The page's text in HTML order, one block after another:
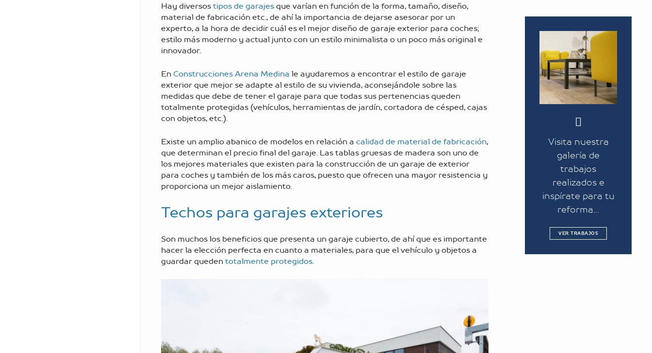
Hay diversostipos de garajesque varían en función de la forma, tamaño, diseño,
material de fabricación etc., de ahí la importancia de dejarse asesorar por un
experto, a la hora de decidir cuál es el mejor diseño de garaje exterior para coches;
estilo más moderno y actual junto con un estilo minimalista o un poco más original e
innovador.
En Construcciones Arena Medina le ayudaremos a encontrar el estilo de garaje
exterior que mejor se adapte al estilo de su vivienda, aconsejándole sobre las
medidas que debe de tener el garaje para que todas sus pertenencias queden
totalmente protegidas (vehículos, herramientas de jardín, cortadora de césped, cajas
con objetos, etc.).
Existe un amplio abanico de modelos en relación a calidad de material de fabricación,
que determinan el precio final del garaje. Las tablas gruesas de madera son uno de
los mejores materiales que existen para la construcción de un garaje de exterior
para coches y también de los más caros, puesto que ofrecen una mayor resistencia y
proporciona un mejor aislamiento.
Techos para garajes exteriores
Son muchos los beneficios que presenta un garaje cubierto, de ahí que es importante
hacer la elección perfecta en cuanto a materiales, para que el vehículo y objetos a
guardar quedentotalmente protegidos.
Visita nuestra
galería de
trabajos
realizados e
inspírate para tu
reforma...
VER TRABAJOS